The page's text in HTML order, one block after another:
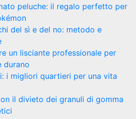
peluche: il regalo perfetto per
del sì e del no: metodo e
un lisciante professionale per
durano
i migliori quartieri per una vita
il divieto dei granuli di gomma